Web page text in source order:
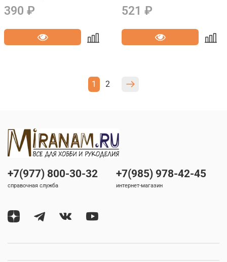
390 ₽ 521 ₽
1 2
+7(977) 800-30-32
справочная служба
+7(985) 978-42-45
интернет-магазин